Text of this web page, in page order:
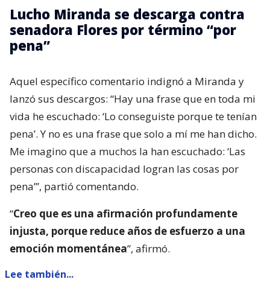
Lucho Miranda se descarga contra
senadora Flores por término “por
pena”
Aquel específico comentario indignó a Miranda y
lanzó sus descargos: “Hay una frase que en toda mi
vida he escuchado: ‘Lo conseguiste porque te tenían
pena’. Y no es una frase que solo a mí me han dicho.
Me imagino que a muchos la han escuchado: ‘Las
personas con discapacidad logran las cosas por
pena’”, partió comentando.
“Creo que es una afirmación profundamente
injusta, porque reduce años de esfuerzo a una
emoción momentánea”, afirmó.
Lee también...